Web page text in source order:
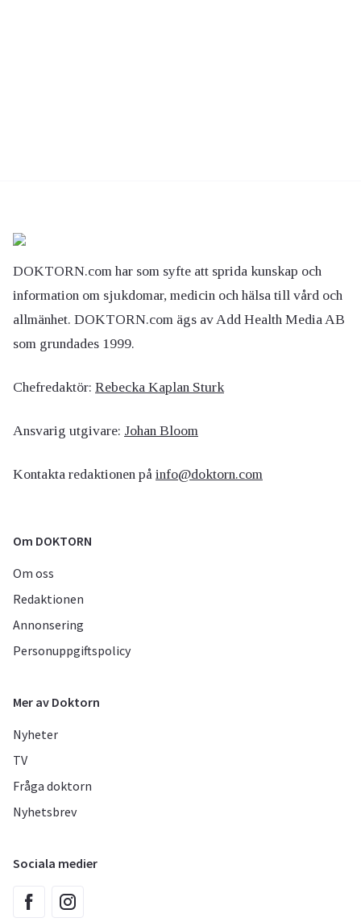
DOKTORN.com har som syfte att sprida kunskap och
information om sjukdomar, medicin och hälsa till vård och
allmänhet. DOKTORN.com ägs av Add Health Media AB
som grundades 1999.
Chefredaktör: Rebecka Kaplan Sturk
Ansvarig utgivare: Johan Bloom
Kontakta redaktionen på info@doktorn.com
Om DOKTORN
Om oss
Redaktionen
Annonsering
Personuppgiftspolicy
Mer av Doktorn
Nyheter
TV
Fråga doktorn
Nyhetsbrev
Sociala medier